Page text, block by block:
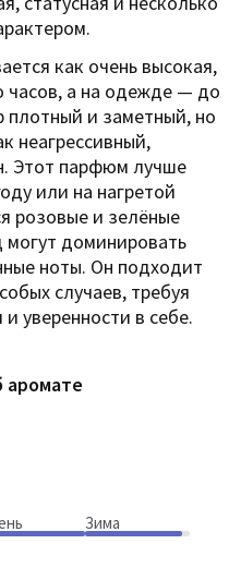
как очень высокая,
часов, а на одежде — до
и заметный, но
неагрессивный,
Этот парфюм лучше
или на нагретой
розовые и зелёные
могут доминировать
ноты. Он подходит
случаев, требуя
уверенности в себе.
аромате
Зима